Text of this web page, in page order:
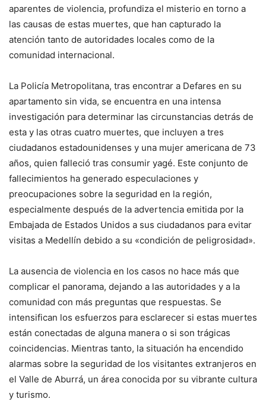
aparentes de violencia, profundiza el misterio en torno a
las causas de estas muertes, que han capturado la
atención tanto de autoridades locales como de la
comunidad internacional.
La Policía Metropolitana, tras encontrar a Defares en su
apartamento sin vida, se encuentra en una intensa
investigación para determinar las circunstancias detrás de
esta y las otras cuatro muertes, que incluyen a tres
ciudadanos estadounidenses y una mujer americana de 73
años, quien falleció tras consumir yagé. Este conjunto de
fallecimientos ha generado especulaciones y
preocupaciones sobre la seguridad en la región,
especialmente después de la advertencia emitida por la
Embajada de Estados Unidos a sus ciudadanos para evitar
visitas a Medellín debido a su «condición de peligrosidad».
La ausencia de violencia en los casos no hace más que
complicar el panorama, dejando a las autoridades y a la
comunidad con más preguntas que respuestas. Se
intensifican los esfuerzos para esclarecer si estas muertes
están conectadas de alguna manera o si son trágicas
coincidencias. Mientras tanto, la situación ha encendido
alarmas sobre la seguridad de los visitantes extranjeros en
el Valle de Aburrá, un área conocida por su vibrante cultura
y turismo.